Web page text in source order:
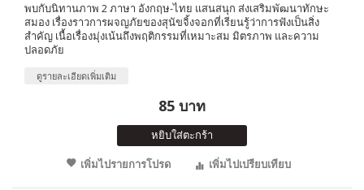
พบกับนิทานภาพ 2 ภาษา อังกฤษ-ไทย แสนสนุก ส่งเสริมพัฒนาทักษะ
สมอง เรื่องราวการผจญภัยของสุนัขจิ้งจอกที่เรียนรู้ว่าการฟังเป็นสิ่ง
สำคัญ เนื้อเรื่องมุ่งเน้นถึงพฤติกรรมที่เหมาะสม มิตรภาพ และความ
ปลอดภัย
ดูรายละเอียดเพิ่มเติม
85 บาท
หยิบใส่ตะกร้า
เพิ่มไปรายการโปรด
เพิ่มไปเปรียบเทียบ